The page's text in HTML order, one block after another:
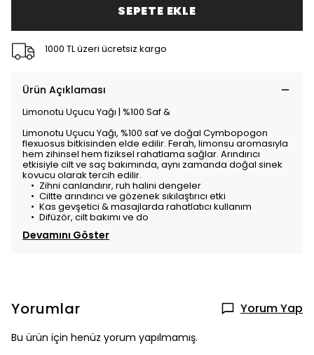
SEPETE EKLE
1000 TL üzeri ücretsiz kargo
Ürün Açıklaması
Limonotu Uçucu Yağı | %100 Saf &
Limonotu Uçucu Yağı, %100 saf ve doğal Cymbopogon
flexuosus bitkisinden elde edilir. Ferah, limonsu aromasıyla
hem zihinsel hem fiziksel rahatlama sağlar. Arındırıcı
etkisiyle cilt ve saç bakımında, aynı zamanda doğal sinek
kovucu olarak tercih edilir.
• Zihni canlandırır, ruh halini dengeler
• Ciltte arındırıcı ve gözenek sıkılaştırıcı etki
• Kas gevşetici & masajlarda rahatlatıcı kullanım
• Difüzör, cilt bakımı ve do
Devamını Göster
Yorumlar Yorum Yap
Bu ürün için henüz yorum yapılmamış.